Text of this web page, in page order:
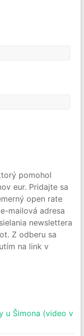
pomohol
eur. Pridajte sa
open rate
mailová adresa
newslettera
Z odberu sa
na link v
u Šimona (video v